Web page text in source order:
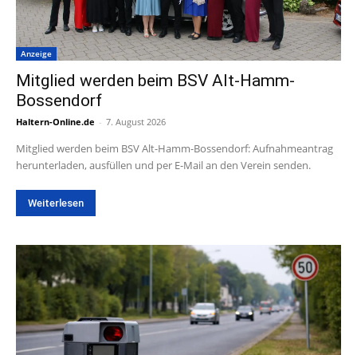
Anzeige
Mitglied werden beim BSV Alt-Hamm-
Bossendorf
Haltern-Online.de - 7. August 2026
Mitglied werden beim BSV Alt-Hamm-Bossendorf: Aufnahmeantrag
herunterladen, ausfüllen und per E-Mail an den Verein senden.
Weiterlesen